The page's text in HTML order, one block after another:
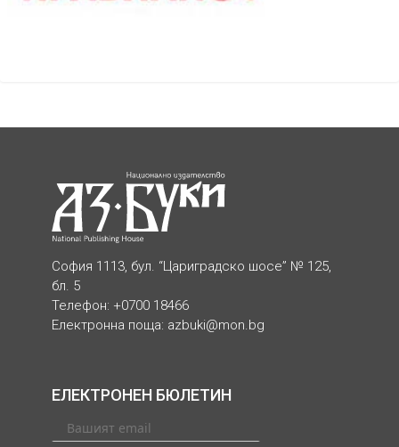
София 1113, бул. “Цариградско шосе” № 125,
бл. 5
Телефон: +0700 18466
Електронна поща: azbuki@mon.bg
ЕЛЕКТРОНЕН БЮЛЕТИН